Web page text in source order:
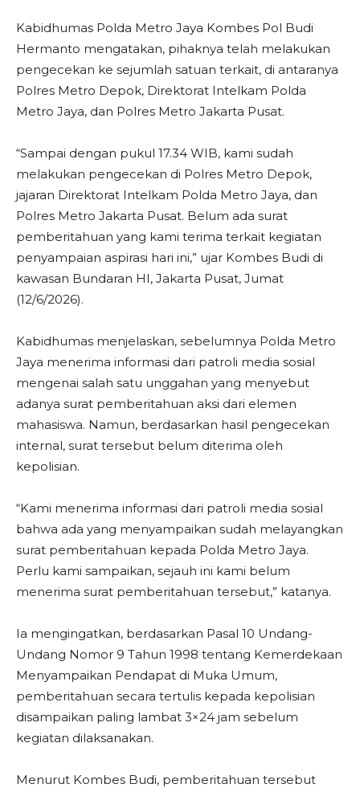
Kabidhumas Polda Metro Jaya Kombes Pol Budi
Hermanto mengatakan, pihaknya telah melakukan
pengecekan ke sejumlah satuan terkait, di antaranya
Polres Metro Depok, Direktorat Intelkam Polda
Metro Jaya, dan Polres Metro Jakarta Pusat.
“Sampai dengan pukul 17.34 WIB, kami sudah
melakukan pengecekan di Polres Metro Depok,
jajaran Direktorat Intelkam Polda Metro Jaya, dan
Polres Metro Jakarta Pusat. Belum ada surat
pemberitahuan yang kami terima terkait kegiatan
penyampaian aspirasi hari ini,” ujar Kombes Budi di
kawasan Bundaran HI, Jakarta Pusat, Jumat
(12/6/2026).
Kabidhumas menjelaskan, sebelumnya Polda Metro
Jaya menerima informasi dari patroli media sosial
mengenai salah satu unggahan yang menyebut
adanya surat pemberitahuan aksi dari elemen
mahasiswa. Namun, berdasarkan hasil pengecekan
internal, surat tersebut belum diterima oleh
kepolisian.
“Kami menerima informasi dari patroli media sosial
bahwa ada yang menyampaikan sudah melayangkan
surat pemberitahuan kepada Polda Metro Jaya.
Perlu kami sampaikan, sejauh ini kami belum
menerima surat pemberitahuan tersebut,” katanya.
Ia mengingatkan, berdasarkan Pasal 10 Undang-
Undang Nomor 9 Tahun 1998 tentang Kemerdekaan
Menyampaikan Pendapat di Muka Umum,
pemberitahuan secara tertulis kepada kepolisian
disampaikan paling lambat 3×24 jam sebelum
kegiatan dilaksanakan.
Menurut Kombes Budi, pemberitahuan tersebut